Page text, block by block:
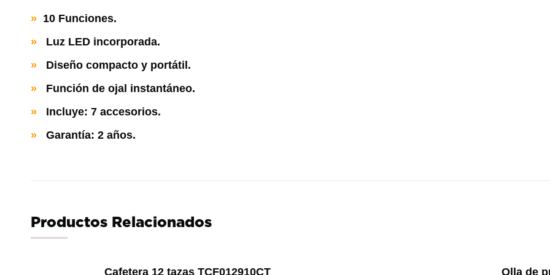
» 10 Funciones.
» Luz LED incorporada.
» Diseño compacto y portátil.
» Función de ojal instantáneo.
» Incluye: 7 accesorios.
» Garantía: 2 años.
Productos Relacionados
Cafetera 12 tazas TCF012910CT Olla de